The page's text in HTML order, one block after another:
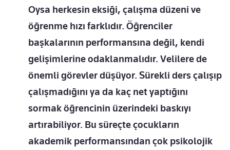
Oysa herkesin eksiği, çalışma düzeni ve
öğrenme hızı farklıdır. Öğrenciler
başkalarının performansına değil, kendi
gelişimlerine odaklanmalıdır. Velilere de
önemli görevler düşüyor. Sürekli ders çalışıp
çalışmadığını ya da kaç net yaptığını
sormak öğrencinin üzerindeki baskıyı
artırabiliyor. Bu süreçte çocukların
akademik performansından çok psikolojik